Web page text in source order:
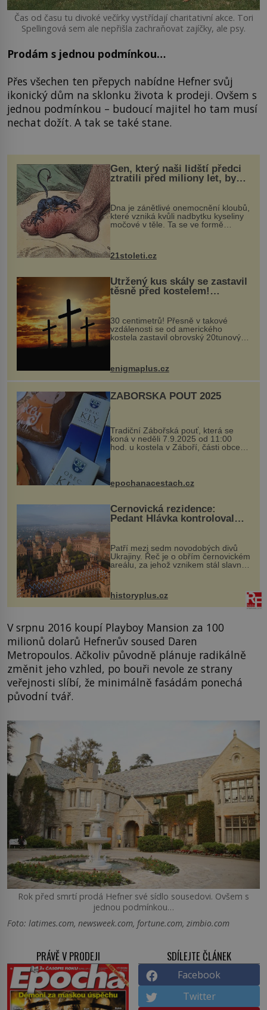
Čas od času tu divoké večírky vystřídají charitativní akce. Tori
Spellingová sem ale nepřišla zachraňovat zajíčky, ale psy.
Prodám s jednou podmínkou…
Přes všechen ten přepych nabídne Hefner svůj
ikonický dům na sklonku života k prodeji. Ovšem s
jednou podmínkou – budoucí majitel ho tam musí
nechat dožít. A tak se také stane.
Gen, který naši lidští předci
ztratili před miliony let, by
mohl pomoci s léčbou
„nemoci králů“
Dna je zánětlivé onemocnění kloubů,
které vzniká kvůli nadbytku kyseliny
močové v těle. Ta se ve formě
nohou, a způsobuje bole...
21stoleti.cz
Utržený kus skály se zastavil
těsně před kostelem!
Ochránila ho boží síla?
30 centimetrů! Přesně v takové
vzdálenosti se od amerického
kostela zastavil obrovský 20tunový
...
enigmaplus.cz
ZÁBOŘSKÁ POUŤ 2025
Tradiční Zábořská pouť, která se
koná v neděli 7.9.2025 od 11:00
hod. u kostela v Záboří, části obce
Kly u Mělníka. V programu naleznete
komentovanou prohlídku kostela,
epochanacestach.cz
Černovická rezidence:
Pedant Hlávka kontroloval
Patří mezi sedm novodobých divů
Ukrajiny. Řeč je o obřím černovickém
areálu, za jehož vznikem stál slavný
český architekt Josef Hlávka. Ten si
na něm dal mimořádně záležet. Jeho
stavební plány by při ...
historyplus.cz
V srpnu 2016 koupí Playboy Mansion za 100
milionů dolarů Hefnerův soused Daren
Metropoulos. Ačkoliv původně plánuje radikálně
změnit jeho vzhled, po bouři nevole ze strany
veřejnosti slíbí, že minimálně fasádám ponechá
původní tvář.
Rok před smrtí prodá Hefner své sídlo sousedovi. Ovšem s
jednou podmínkou…
Foto: latimes.com, newsweek.com, fortune.com, zimbio.com
PRÁVĚ V PRODEJI SDÍLEJTE ČLÁNEK
Facebook
Twitter